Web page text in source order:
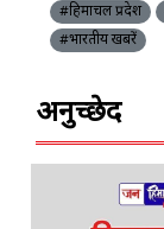
#हिमाचल प्रदेश
#भारतीय खबरें
अनुच्छेद